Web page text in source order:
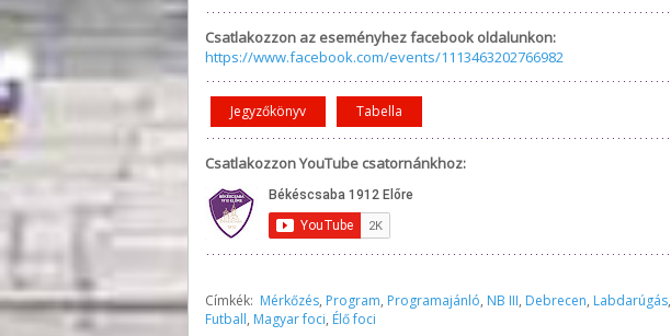
Csatlakozzon az eseményhez facebook oldalunkon:
https://www.facebook.com/events/1113463202766982
Jegyzőkönyv Tabella
Csatlakozzon YouTube csatornánkhoz:
Címkék: Mérkőzés, Program, Programajánló, NB III, Debrecen, Labdarúgás,
Futball, Magyar foci, Élő foci